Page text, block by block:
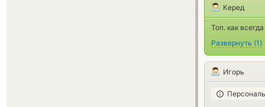
Керед
Топ. как
Развернуть (1)
Игорь